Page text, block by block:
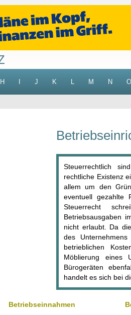
H J K L M N O
Steuerrechtlich
rechtliche Existenz
allem um den
eventuell gezahlte
Steuerrecht
Betriebsausgaben
nicht erlaubt. Da
des
betrieblichen
Möblierung eines
Bürogeräten
handelt es sich bei
Betriebseinnahmen